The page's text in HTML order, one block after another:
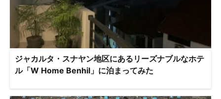
ジャカルタ・スナヤン地区にあるリーズナブルなホテ
ル「W Home Benhil」に泊まってみた